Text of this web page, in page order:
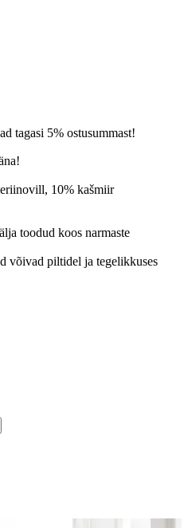
tagasi 5% ostusummast!
10% kašmiir
toodud koos narmaste
võivad piltidel ja tegelikkuses